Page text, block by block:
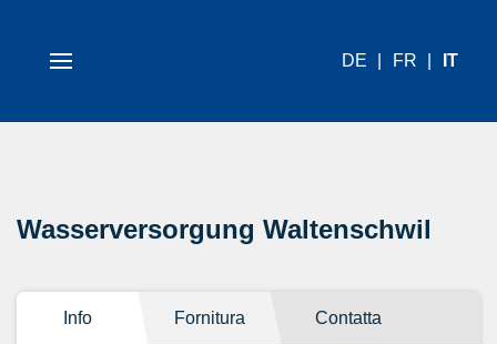
DE FR IT
Wasserversorgung Waltenschwil
Info Fornitura Contatta